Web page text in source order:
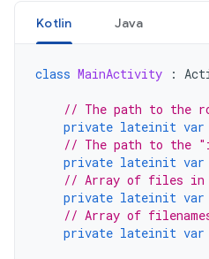
Kotlin Java
class MainActivity :
// The path to the
private lateinit var
// The path to the
private lateinit var
// Array of files in
private lateinit var
// Array of
private lateinit var